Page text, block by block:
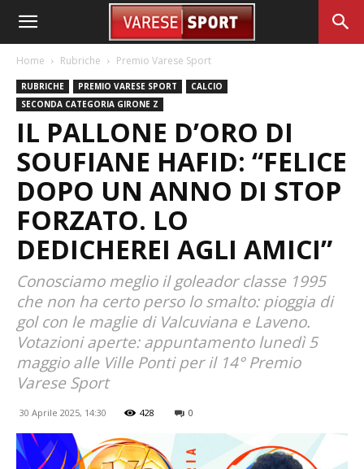
Home Rubriche Premio Varese Sport
RUBRICHE PREMIO VARESE SPORT
CALCIO
SECONDA CATEGORIA GIRONE Z
IL PALLONE D’ORO DI
SOUFIANE HAFID: “FELICE
DOPO UN ANNO DI STOP
FORZATO. LO
DEDICHEREI AGLI AMICI”
Conosciamo meglio il goleador classe 1995
che non ha certo perso lo smalto: pioggia di
gol con le maglie di Valcuviana e Laveno.
Votazioni aperte: appuntamento lunedì 5
maggio alle Ville Ponti per il 14° Premio
Varese Sport
30 Aprile 2025, 14:30 428 0